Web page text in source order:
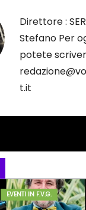
Direttore :
Stefano Per
potete
t.it
EVENTI IN F.V.G.